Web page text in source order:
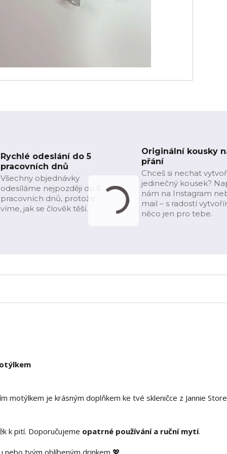
Rychlé odeslání do 5
pracovních dnů
Všechny objednávky
odesíláme nejpozději do 5
pracovních dnů, protože
víme, jak se člověk těší.
Originální kousky
přání
Chceš si nechat
jedinečný kousek?
nám na Instagram
mail – s radostí
něco jen pro tebe.
motýlkem je krásným doplňkem ke tvé skleničce z Jannie
k pití. Doporučujeme opatrné používání a ruční mytí.
nebo tvým oblíbeným drinkem 💖